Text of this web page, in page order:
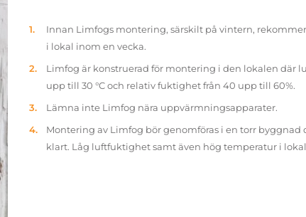
Innan Limfogs montering, särskilt på vintern,
i lokal inom en vecka.
Limfog är konstruerad för montering i den lokalen där
upp till 30 °C och relativ fuktighet från 40 upp till 60%.
Lämna inte Limfog nära uppvärmningsapparater.
Montering av Limfog bör genomföras i en torr byggnad
klart. Låg luftfuktighet samt även hög temperatur i